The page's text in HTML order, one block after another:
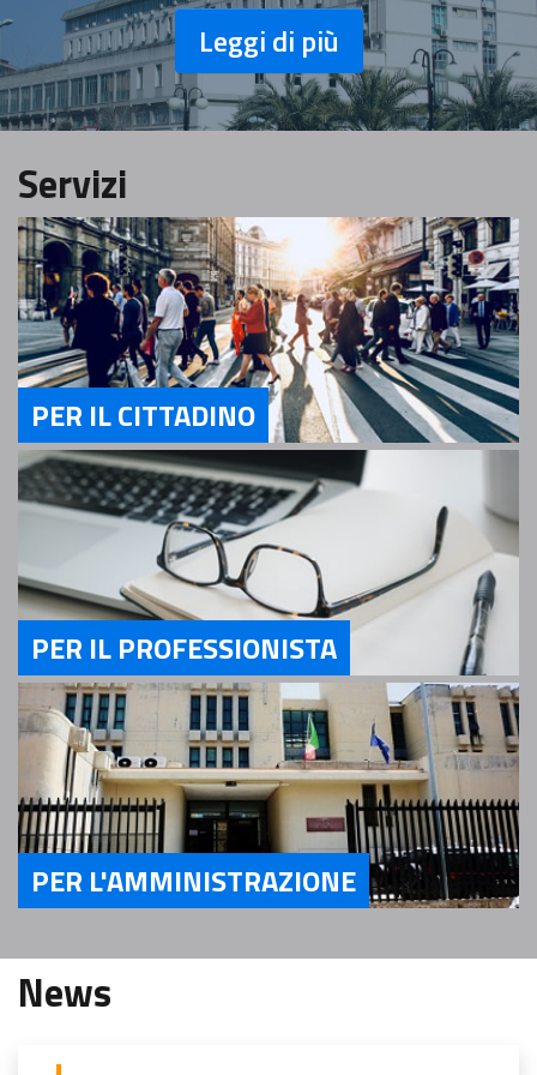
Leggi di più
Servizi
Servizi Per il cittadino
PER IL CITTADINO
Servizi Per il Professionista
PER IL PROFESSIONISTA
PER L'AMMINISTRAZIONE
News